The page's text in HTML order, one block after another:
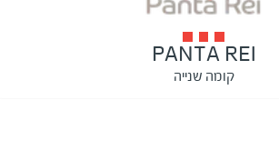
PANTA REI
קומה שנייה